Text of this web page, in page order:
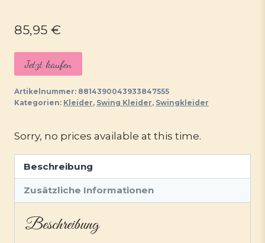
85,95 €
Jetzt kaufen
Artikelnummer: 8814390043933847555
Kategorien: Kleider, Swing Kleider, Swingkleider
Sorry, no prices available at this time.
Beschreibung
Zusätzliche Informationen
Beschreibung